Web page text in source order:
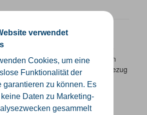
verwendet
Cookies, um eine
Funktionalität der
garantieren zu können. Es
Daten zu Marketing-
gesammelt
NRW
NRW sind eine
des Landes Nordrhein-Westfalen
Informationen in Bezug